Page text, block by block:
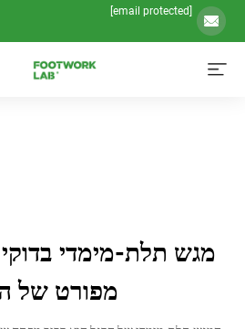
מימדי בדוקי גבוה
מפורט של הרגל